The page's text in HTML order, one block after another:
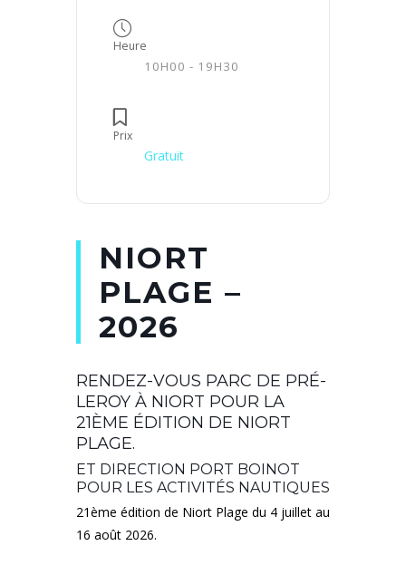
Heure
10H00 - 19H30
Prix
Gratuit
NIORT
PLAGE –
2026
RENDEZ-VOUS PARC DE PRÉ-
LEROY À NIORT POUR LA
21ÈME ÉDITION DE NIORT
PLAGE.
ET DIRECTION PORT BOINOT
POUR LES ACTIVITÉS NAUTIQUES
21ème édition de Niort Plage du 4 juillet au
16 août 2026.